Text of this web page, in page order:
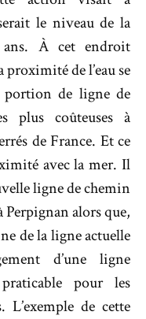
le niveau de la
À cet endroit
de l’eau se
portion de ligne de
plus coûteuses à
de France. Et ce
avec la mer. Il
ligne de chemin
Perpignan alors que,
de la ligne actuelle
d’une ligne
pour les
L’exemple de cette